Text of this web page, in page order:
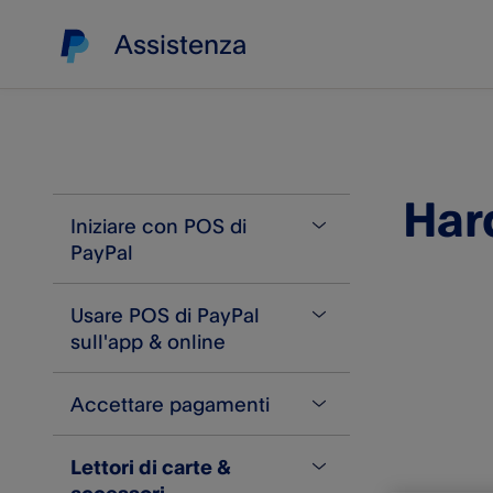
Assistenza
Iniziare con POS di
PayPal​
Info su POS di PayPal​
Crea un account
Problemi nella creazione
dell’account
Confermare l'identità
Usare POS di PayPal​
sull'app & online
Inventario di prodotti
Accettare pagamenti
Accetta pagamenti con carta
Lettori di carte &